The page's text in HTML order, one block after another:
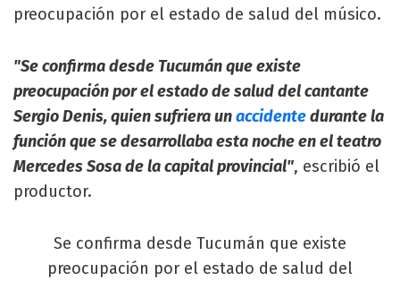
preocupación por el estado de salud del músico.
"Se confirma desde Tucumán que existe
preocupación por el estado de salud del cantante
Sergio Denis, quien sufriera unaccidentedurante la
función que se desarrollaba esta noche en el teatro
Mercedes Sosa de la capital provincial", escribió el
productor.
Se confirma desde Tucumán que existe
preocupación por el estado de salud del